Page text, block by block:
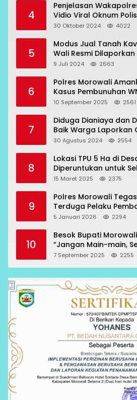
4
Penjelasan
Vidio Viral Oknum
Bahodopi
30 Oktober 2024 4022
5
Modus Jual Tanah
Wali Resmi
9 Juli 2024 2663
6
Polres Morowali
Kasus Pembunuhan
Topogaro
10 September 2025 2561
7
Diduga Dianiaya dan
Baik Warga Laporkan
Oknum Polisi
30 Agustus 2024 2554
8
Lokasi TPU 5 Ha di
Diperuntukan untuk
15 Maret 2025 2375
9
Polres Morowali
Terduga Pelaku
RCP Sesuai Prosedur
5 Januari 2026 2294
10
Besok Bupati
“Jangan Main-main,
7 September 2025 2255